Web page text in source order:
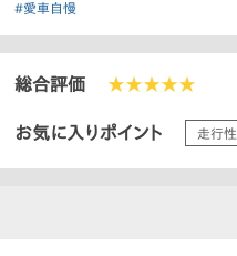
#愛車自慢
総合評価 ★★★★★
お気に入りポイント 走行